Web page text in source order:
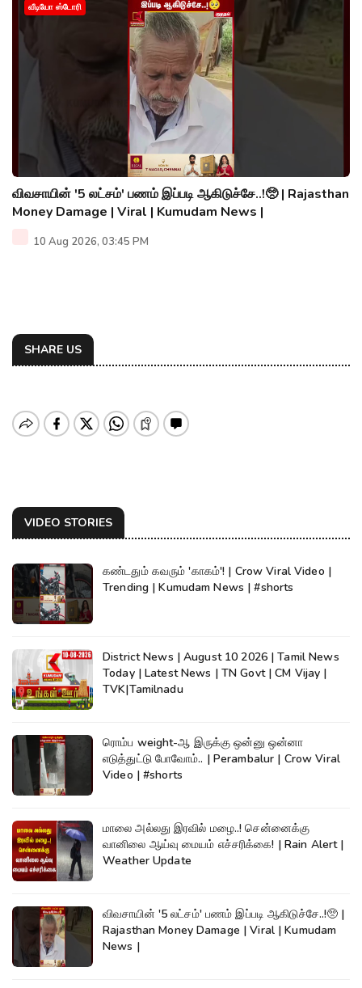
வீடியோ ஸ்டோரி
விவசாயின் '5 லட்சம்' பணம் இப்படி ஆகிடுச்சே..!🥺 | Rajasthan
Money Damage | Viral | Kumudam News |
10 Aug 2026, 03:45 PM
SHARE US
VIDEO STORIES
கண்டதும் கவரும் 'காகம்'! | Crow Viral Video |
Trending | Kumudam News | #shorts
District News | August 10 2026 | Tamil News
Today | Latest News | TN Govt | CM Vijay |
TVK|Tamilnadu
ரொம்ப weight-ஆ இருக்கு ஒன்னு ஒன்னா
எடுத்துட்டு போவோம்.. | Perambalur | Crow Viral
Video | #shorts
மாலை அல்லது இரவில் மழை..! சென்னைக்கு
வானிலை ஆய்வு மையம் எச்சரிக்கை! | Rain Alert |
Weather Update
விவசாயின் '5 லட்சம்' பணம் இப்படி ஆகிடுச்சே..!🥺 |
Rajasthan Money Damage | Viral | Kumudam
News |